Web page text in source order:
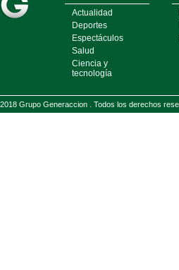
Actualidad
Deportes
Espectáculos
Salud
Ciencia y
tecnología
2018 Grupo Generaccion . Todos los derechos